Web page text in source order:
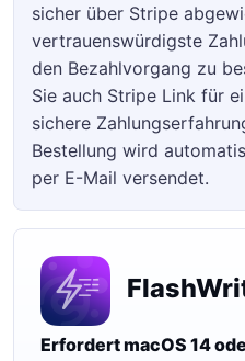
sicher über Stripe
vertrauenswürdigste
den Bezahlvorgang zu
Sie auch Stripe Link für
sichere
Bestellung wird
per E-Mail versendet.
Erfordert macOS 14